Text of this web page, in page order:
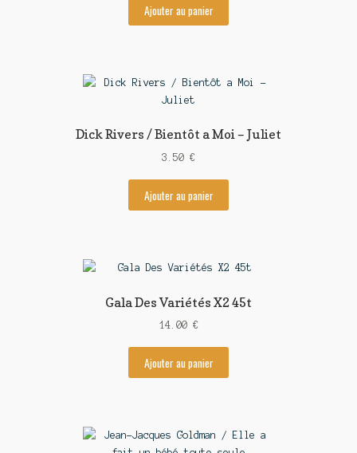
Ajouter au panier
Dick Rivers / Bientôt a Moi – Juliet
3.50 €
Ajouter au panier
Gala Des Variétés X2 45t
14.00 €
Ajouter au panier